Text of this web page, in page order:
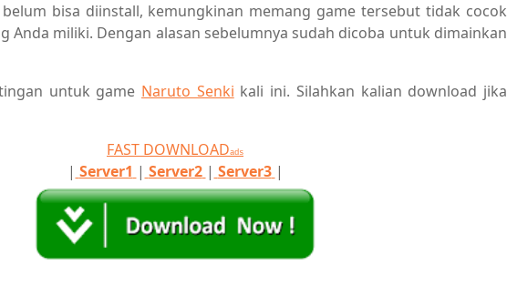
bisa diinstall, kemungkinan memang game tersebut tidak cocok
Anda miliki. Dengan alasan sebelumnya sudah dicoba untuk dimainkan
untuk game Naruto Senki kali ini. Silahkan kalian download jika
FAST DOWNLOADads
| Server1 | Server2 | Server3 |